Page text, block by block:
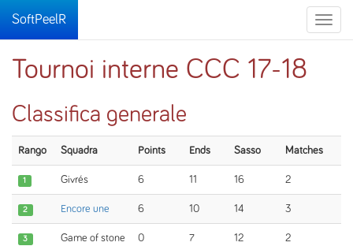
Toggle
SoftPeelR
Tournoi interne CCC 17-18
Classifica generale
Rango Squadra Points Ends Sasso Matches
1 Givrés 6 11 16 2
2 Encore une 6 10 14 3
3 Game of stone 0 7 12 2